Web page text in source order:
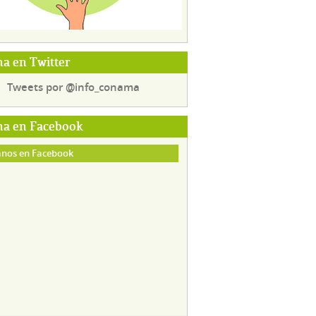
en Twitter
Tweets por @info_conama
en Facebook
en Facebook